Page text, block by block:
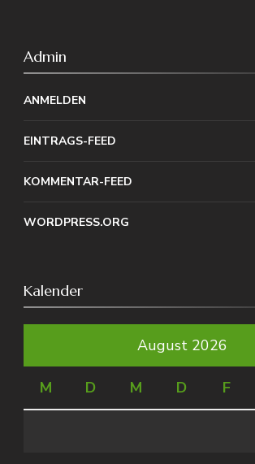
Admin
ANMELDEN
EINTRAGS-FEED
KOMMENTAR-FEED
WORDPRESS.ORG
Kalender
August 2026
M D M D F